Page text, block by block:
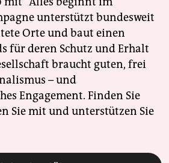
unterstützt bundesweit
Orte und baut einen
für deren Schutz und Erhalt
braucht guten, frei
– und
Engagement. Finden Sie
Sie mit und unterstützen Sie